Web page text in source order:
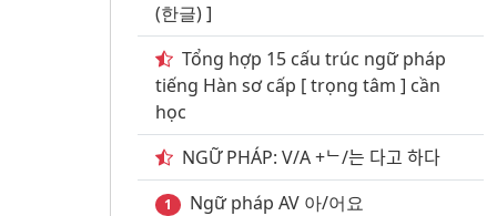
(한글) ]
Tổng hợp 15 cấu trúc ngữ pháp
tiếng Hàn sơ cấp [ trọng tâm ] cần
học
NGỮ PHÁP: V/A +ᄂ/는 다고 하다
1 Ngữ pháp AV 아/어요